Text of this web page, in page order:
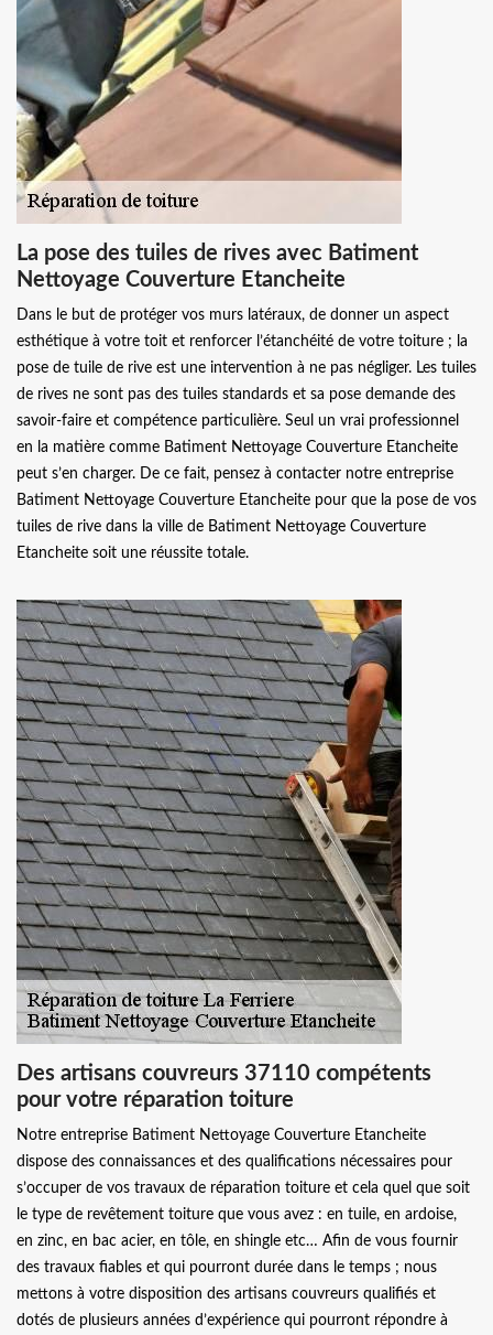
La pose des tuiles de rives avec Batiment
Nettoyage Couverture Etancheite
Dans le but de protéger vos murs latéraux, de donner un aspect
esthétique à votre toit et renforcer l’étanchéité de votre toiture ; la
pose de tuile de rive est une intervention à ne pas négliger. Les tuiles
de rives ne sont pas des tuiles standards et sa pose demande des
savoir-faire et compétence particulière. Seul un vrai professionnel
en la matière comme Batiment Nettoyage Couverture Etancheite
peut s’en charger. De ce fait, pensez à contacter notre entreprise
Batiment Nettoyage Couverture Etancheite pour que la pose de vos
tuiles de rive dans la ville de Batiment Nettoyage Couverture
Etancheite soit une réussite totale.
Des artisans couvreurs 37110 compétents
pour votre réparation toiture
Notre entreprise Batiment Nettoyage Couverture Etancheite
dispose des connaissances et des qualifications nécessaires pour
s’occuper de vos travaux de réparation toiture et cela quel que soit
le type de revêtement toiture que vous avez : en tuile, en ardoise,
en zinc, en bac acier, en tôle, en shingle etc… Afin de vous fournir
des travaux fiables et qui pourront durée dans le temps ; nous
mettons à votre disposition des artisans couvreurs qualifiés et
dotés de plusieurs années d’expérience qui pourront répondre à